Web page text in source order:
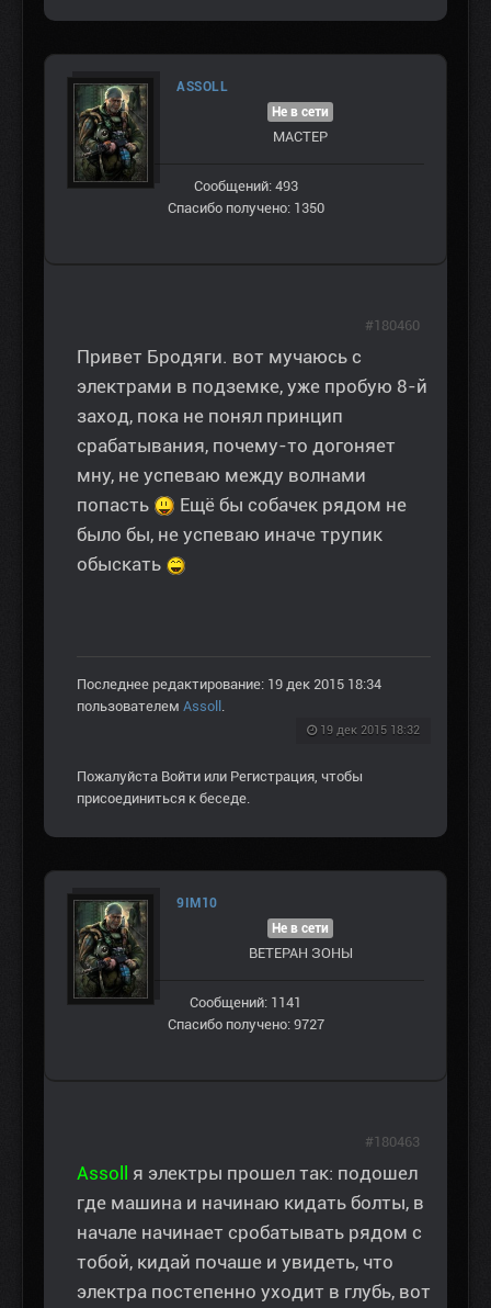
ASSOLL
Не в сети
МАСТЕР
Сообщений: 493
Спасибо получено: 1350
Привет Бродяги. вот мучаюсь с
электрами в подземке, уже пробую 8-й
заход, пока не понял принцип
срабатывания, почему-то догоняет
мну, не успеваю между волнами
попасть
Ещё бы собачек рядом не
было бы, не успеваю иначе трупик
обыскать
Последнее редактирование: 19 дек 2015 18:34
пользователем Assoll
19 дек 2015 18:32
#180460
Пожалуйста Войти или Регистрация , чтобы
присоединиться к беседе.
9IM10
Не в сети
ВЕТЕРАН ЗOНЫ
Сообщений: 1141
Спасибо получено: 9727
Assoll я электры прошел так: подошел
где машина и начинаю кидать болты, в
начале начинает сробатывать рядом с
тобой, кидай почаше и увидеть, что
электра постепенно уходит в глубь, вот
#180463